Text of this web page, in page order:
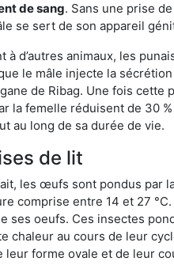
de sang. Sans une prise
se sert de son appareil
d’autres animaux, les
le mâle injecte la
de Ribag. Une fois
la femelle réduisent de 30
au long de sa durée de vie.
de lit
les œufs sont pondus par
comprise entre 14 et 27
ses oeufs. Ces insectes
chaleur au cours de leur
leur forme ovale et de leur